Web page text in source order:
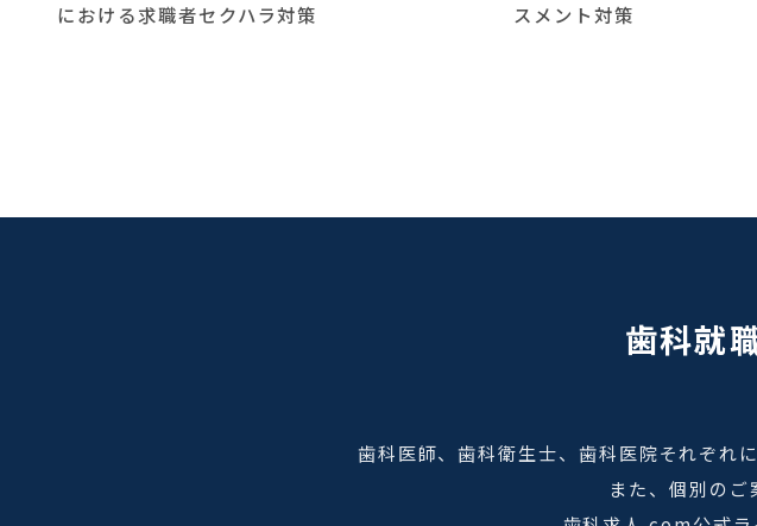
における求職者セクハラ対策
スメント対策
歯科就
歯科医師、歯科衛生士、歯科医院それぞれ
また、個別のご